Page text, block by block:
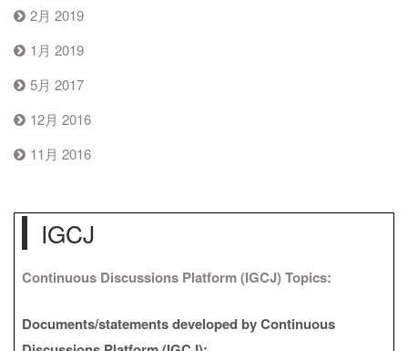
2月 2019
1月 2019
5月 2017
12月 2016
11月 2016
IGCJ
Continuous Discussions Platform (IGCJ) Topics:
Documents/statements developed by Continuous